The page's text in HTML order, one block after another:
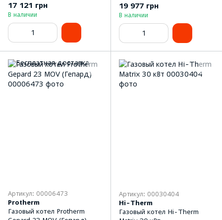
17 121 грн
В наличии
19 977 грн
В наличии
Артикул: 00006473
Protherm
Газовый котел Protherm
Артикул: 00030404
Hi-Therm
Газовый котел Hi-Therm